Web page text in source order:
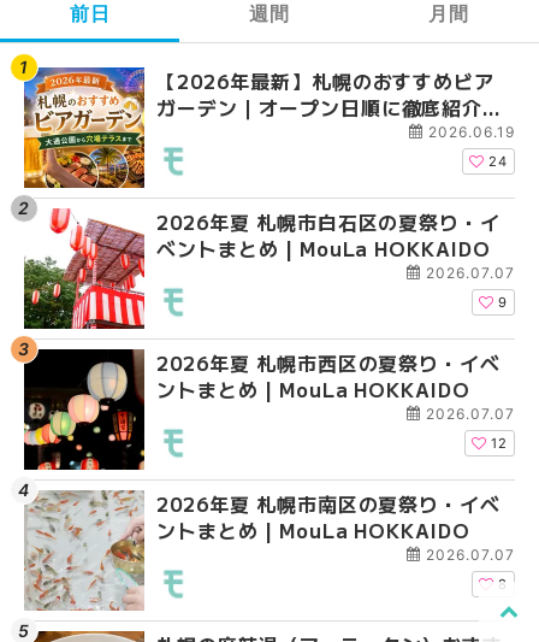
前日
【2026年最新】札幌のおすすめビア
ガーデン｜オープン日順に徹底紹介！
大通公園から穴場テラスまで | MouLa
HOKKAIDO
2026.06.19
24
2026年夏 札幌市白石区の夏祭り・イ
ベントまとめ | MouLa HOKKAIDO
2026.07.07
9
2026年夏 札幌市西区の夏祭り・イベ
ントまとめ | MouLa HOKKAIDO
2026.07.07
12
2026年夏 札幌市南区の夏祭り・イベ
ントまとめ | MouLa HOKKAIDO
2026.07.07
8
週間
【2026年最新】札幌
ガーデン｜オープン日
大通公園から穴場テ
2026年夏 札幌市西区
ントまとめ | MouLa
2026年夏 札幌市北区
ントまとめ | MouLa
2026年夏 札幌市手稲
ベントまとめ |
月間
【2026年最新】札幌
ガーデン｜オープン日
大通公園から穴場テ
2026年夏 札幌市北区
ントまとめ | MouLa
2026年夏 札幌市西区
ントまとめ | MouLa
2026年夏 札幌市白石
ベントまとめ |